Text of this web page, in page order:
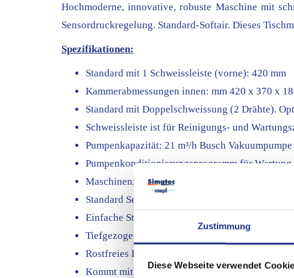
Zustimmung
Diese Webseite verwendet
Hochmoderne, innovative, robuste Maschine mit
Sensordruckregelung. Standard-Softair. Dieses
Spezifikationen:
Standard mit 1 Schweissleiste (vorne): 420 mm
Kammerabmessungen innen: mm 420 x 370 x
Standard mit Doppelschweissung (2 Drähte).
Schweissleiste ist für Reinigungs- und
Pumpenkapazität: 21 m³/h Busch Vakuumpumpe
Pumpenkonditionierungsprogramm für
Maschinenzyklus: 15 - 35 Sekunden
Standard Sensorsteuerung mit 1
Einfache Steuerschnittstelle
Tiefgezogene, rostfreie Edelstahlkammer
Rostfreies Edelstahlchassis und transparenter
Kommt mit Einlegeplatte für einen schnelleren